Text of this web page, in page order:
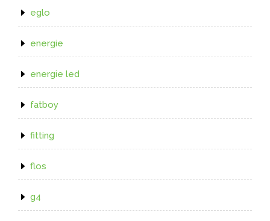
eglo
energie
energie led
fatboy
fitting
flos
g4